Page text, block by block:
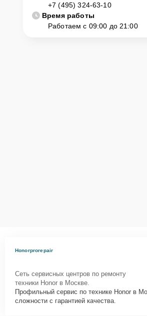
+7 (495) 324-63-10
Время работы
Работаем с 09:00 до 21:00
Honorprorepair
Сеть сервисных центров по ремонту
техники Honor в Москве.
Профильный сервис по технике Honor в
сложности с гарантией качества.